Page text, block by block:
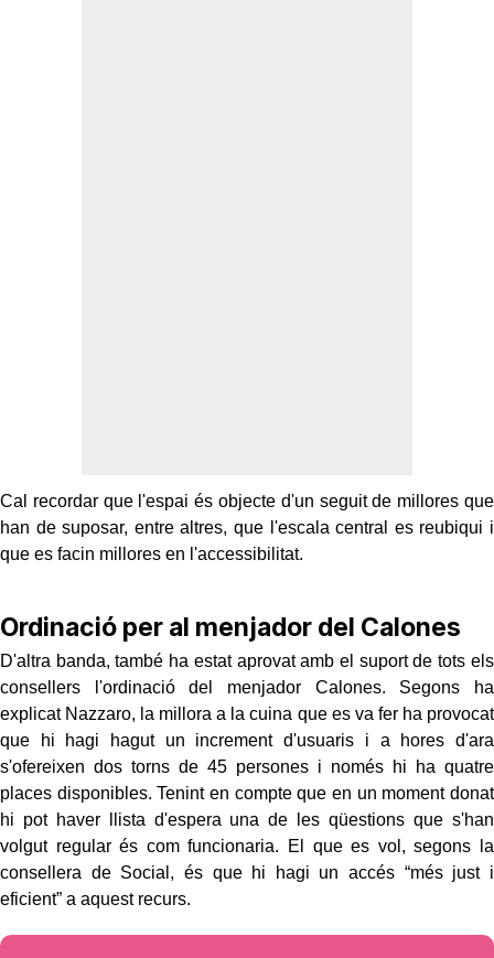
Cal recordar que l'espai és objecte d'un seguit de millores que
han de suposar, entre altres, que l'escala central es reubiqui i
que es facin millores en l'accessibilitat.
Ordinació per al menjador del Calones
D'altra banda, també ha estat aprovat amb el suport de tots els
consellers l'ordinació del menjador Calones. Segons ha
explicat Nazzaro, la millora a la cuina que es va fer ha provocat
que hi hagi hagut un increment d'usuaris i a hores d'ara
s'ofereixen dos torns de 45 persones i només hi ha quatre
places disponibles. Tenint en compte que en un moment donat
hi pot haver llista d'espera una de les qüestions que s'han
volgut regular és com funcionaria. El que es vol, segons la
consellera de Social, és que hi hagi un accés “més just i
eficient” a aquest recurs.